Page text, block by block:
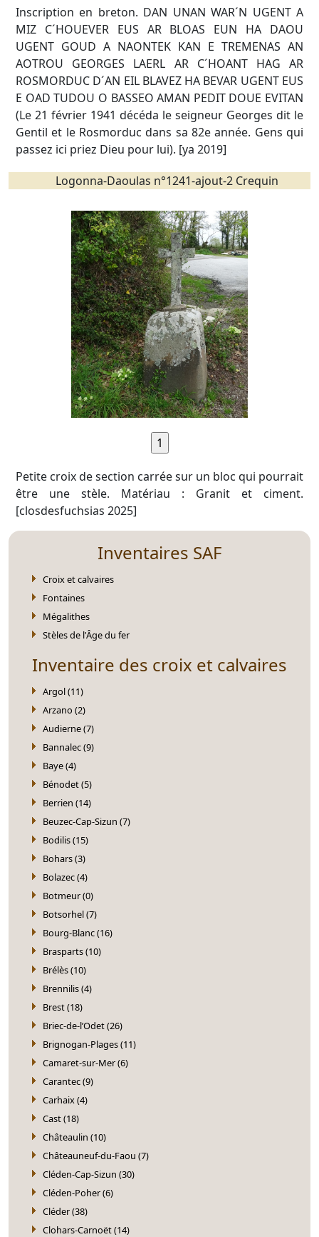
Inscription en breton. DAN UNAN WAR´N UGENT A
MIZ C´HOUEVER EUS AR BLOAS EUN HA DAOU
UGENT GOUD A NAONTEK KAN E TREMENAS AN
AOTROU GEORGES LAERL AR C´HOANT HAG AR
ROSMORDUC D´AN EIL BLAVEZ HA BEVAR UGENT EUS
E OAD TUDOU O BASSEO AMAN PEDIT DOUE EVITAN
(Le 21 février 1941 décéda le seigneur Georges dit le
Gentil et le Rosmorduc dans sa 82e année. Gens qui
passez ici priez Dieu pour lui). [ya 2019]
Logonna-Daoulas n°1241-ajout-2 Crequin
Petite croix de section carrée sur un bloc qui pourrait
être une stèle. Matériau : Granit et ciment.
[closdesfuchsias 2025]
Inventaires SAF
Croix et calvaires
Fontaines
Mégalithes
Stèles de l'Âge du fer
Inventaire des croix et calvaires
Argol (11)
Arzano (2)
Audierne (7)
Bannalec (9)
Baye (4)
Bénodet (5)
Berrien (14)
Beuzec-Cap-Sizun (7)
Bodilis (15)
Bohars (3)
Bolazec (4)
Botmeur (0)
Botsorhel (7)
Bourg-Blanc (16)
Brasparts (10)
Brélès (10)
Brennilis (4)
Brest (18)
Briec-de-l’Odet (26)
Brignogan-Plages (11)
Camaret-sur-Mer (6)
Carantec (9)
Carhaix (4)
Cast (18)
Châteaulin (10)
Châteauneuf-du-Faou (7)
Cléden-Cap-Sizun (30)
Cléden-Poher (6)
Cléder (38)
Clohars-Carnoët (14)